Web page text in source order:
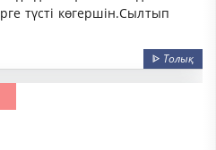
түсті көгершін.Сылтып
ᐈ Толық